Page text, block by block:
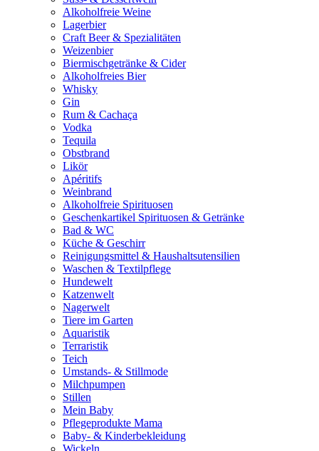
Alkoholfreie Weine
Lagerbier
Craft Beer & Spezialitäten
Weizenbier
Biermischgetränke & Cider
Alkoholfreies Bier
Whisky
Gin
Rum & Cachaça
Vodka
Tequila
Obstbrand
Likör
Apéritifs
Weinbrand
Alkoholfreie Spirituosen
Geschenkartikel Spirituosen & Getränke
Bad & WC
Küche & Geschirr
Reinigungsmittel & Haushaltsutensilien
Waschen & Textilpflege
Hundewelt
Katzenwelt
Nagerwelt
Tiere im Garten
Aquaristik
Terraristik
Teich
Umstands- & Stillmode
Milchpumpen
Stillen
Mein Baby
Pflegeprodukte Mama
Baby- & Kinderbekleidung
Wickeln